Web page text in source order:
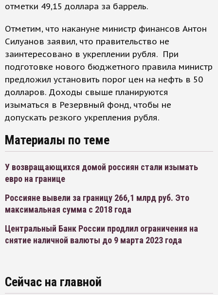
отметки 49,15 доллара за баррель.
Отметим, что накануне министр финансов Антон
Силуанов заявил, что правительство не
заинтересовано в укреплении рубля. При
подготовке нового бюджетного правила министр
предложил установить порог цен на нефть в 50
долларов. Доходы свыше планируются
изыматься в Резервный фонд, чтобы не
допускать резкого укрепления рубля.
Материалы по теме
У возвращающихся домой россиян стали изымать
евро на границе
Россияне вывели за границу 266,1 млрд руб. Это
максимальная сумма с 2018 года
Центральный Банк России продлил ограничения на
снятие наличной валюты до 9 марта 2023 года
Сейчас на главной